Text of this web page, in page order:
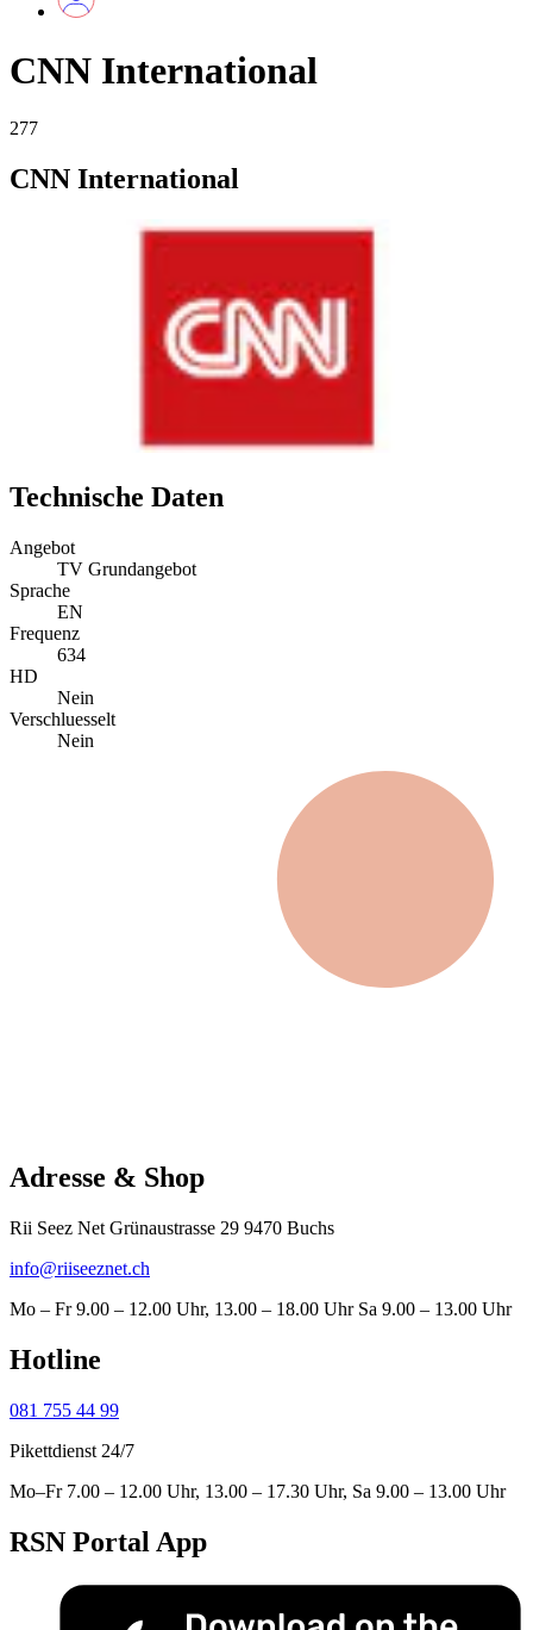
CNN International
277
CNN International
Technische Daten
Angebot
TV Grundangebot
Sprache
EN
Frequenz
634
HD
Nein
Verschluesselt
Nein
Adresse & Shop
Rii Seez Net Grünaustrasse 29 9470 Buchs
info@riiseeznet.ch
Mo – Fr 9.00 – 12.00 Uhr, 13.00 – 18.00 Uhr Sa 9.00 – 13.00 Uhr
Hotline
081 755 44 99
Pikettdienst 24/7
Mo–Fr 7.00 – 12.00 Uhr, 13.00 – 17.30 Uhr, Sa 9.00 – 13.00 Uhr
RSN Portal App